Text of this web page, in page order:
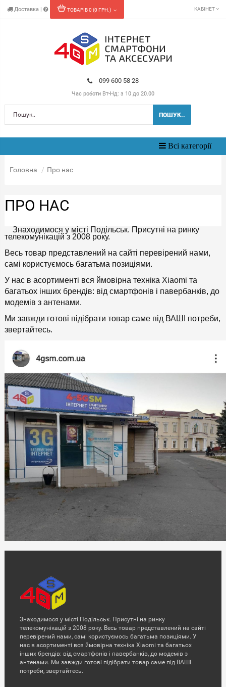
Доставка | КАБІНЕТ
099 600 58 28
Час роботи Вт-Нд: з 10 до 20.00
ТОВАРІВ 0 (0 ГРН.)
ПОШУК..
Toggle
navigation
Всі категорії
Головна Про нас
ПРО НАС
Знаходимося у місті Подільськ. Присутні на ринку
телекомунікацій з 2008 року.
Весь товар представлений на сайті перевірений нами,
самі користуємось багатьма позиціями.
У нас в асортименті вся ймовірна техніка Xiaomi та
багатьох інших брендів: від смартфонів і павербанків, до
модемів з антенами.
Ми завжди готові підібрати товар саме під ВАШІ потреби,
звертайтесь.
Знаходимося у місті Подільськ. Присутні на ринку
телекомунікацій з 2008 року. Весь товар представлений на сайті
перевірений нами, самі користуємось багатьма позиціями. У
нас в асортименті вся ймовірна техніка Xiaomi та багатьох
інших брендів: від смартфонів і павербанків, до модемів з
антенами. Ми завжди готові підібрати товар саме під ВАШІ
потреби, звертайтесь.